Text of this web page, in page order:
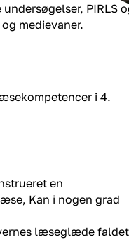
PIRLS
medievaner.
i 4.
en
Kan i nogen grad
læseglæde faldet